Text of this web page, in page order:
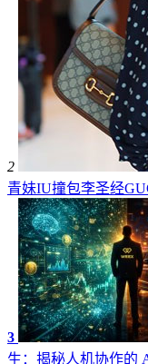
2
青妹IU撞包李圣经
3
生：揭秘人机协作的